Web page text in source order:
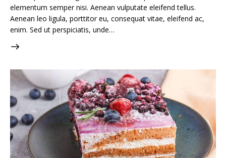
elementum semper nisi. Aenean vulputate eleifend tellus.
Aenean leo ligula, porttitor eu, consequat vitae, eleifend ac,
enim. Sed ut perspiciatis, unde…